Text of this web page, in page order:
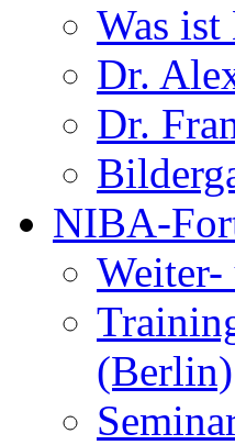
Was
Dr.
Dr.
NIBA-
Weiter-
(Berlin)